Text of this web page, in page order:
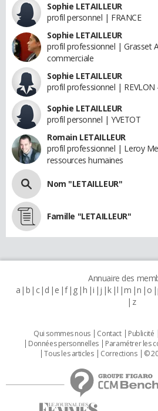
Sophie LETAILLEUR
profil personnel | FRANCE
Sophie LETAILLEUR
profil professionnel | Grasset
commerciale
Sophie LETAILLEUR
profil professionnel |
Sophie LETAILLEUR
profil personnel | YVETOT
Romain LETAILLEUR
profil professionnel | Leroy
ressources humaines
Nom "LETAILLEUR"
Famille "LETAILLEUR"
Annuaire des
a b c d e f g h i j k l m n o
z
Qui sommes nous Contact Publicité
Données personnelles
Paramétrer les
Tous les articles
Corrections ©